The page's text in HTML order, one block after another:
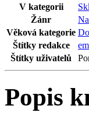
V kategorii
Žánr
Věková kategorie
Štítky redakce
Štítky uživatelů
Popis